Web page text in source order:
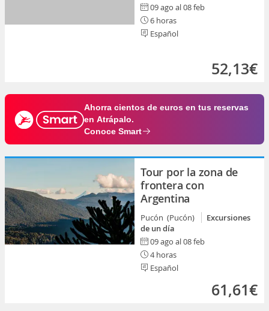
09 ago al 08 feb
6 horas
Español
52,13€
Ahorra cientos de euros en tus reservas
en Atrápalo.
Conoce Smart
Tour por la zona de
frontera con
Argentina
Pucón (Pucón)
Excursiones
de un día
09 ago al 08 feb
4 horas
Español
61,61€